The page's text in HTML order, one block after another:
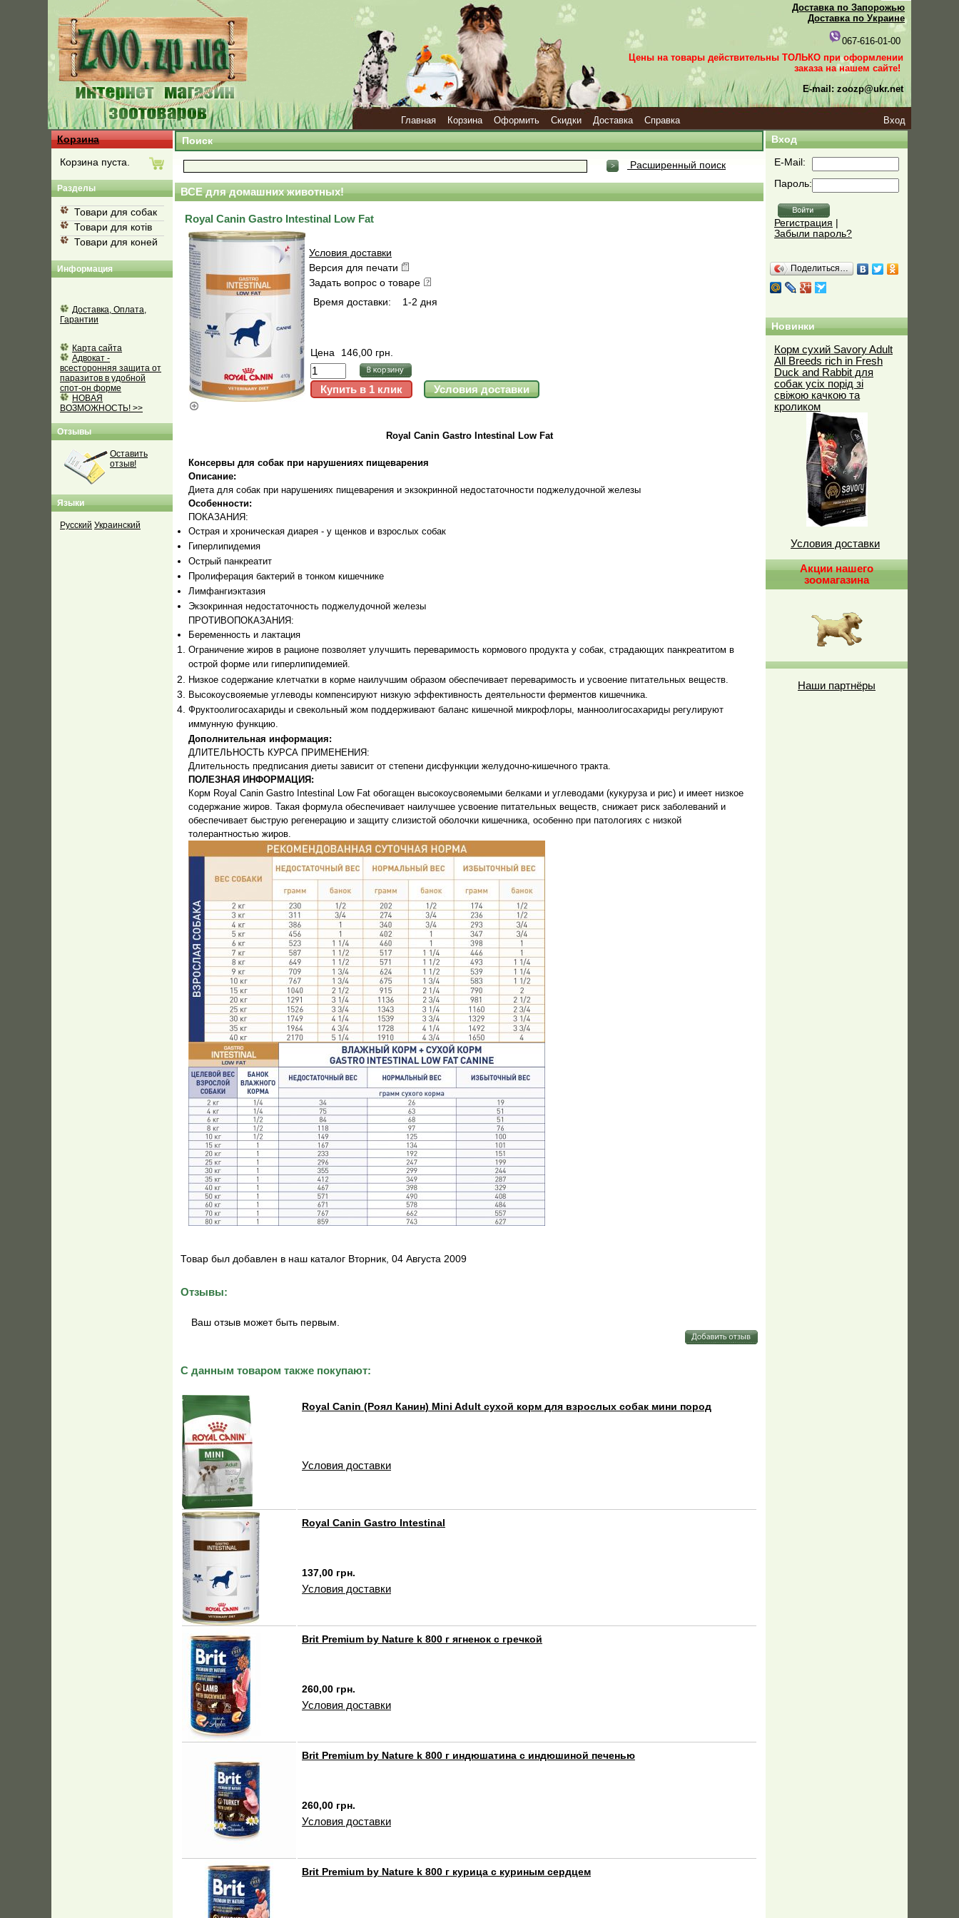
Доставка по Запорожью
Доставка по Украине
067-616-01-00
Цены на товары действительны ТОЛЬКО при оформлении
заказа на нашем сайте!
E-mail: zoozp@ukr.net
Главная Корзина Оформить Скидки Доставка Справка
Вход
Корзина
Корзина пуста.
Разделы
Товари для собак
Товари для котів
Товари для коней
Информация
Доставка, Оплата,
Гарантии
Карта сайта
Адвокат -
всесторонняя защита от
паразитов в удобной
спот-он форме
НОВАЯ
ВОЗМОЖНОСТЬ! >>
Отзывы
Оставить
отзыв!
Языки
Русский Украинский
Поиск
Расширенный поиск
ВСЕ для домашних животных!
Royal Canin Gastro Intestinal Low Fat
Условия доставки
Версия для печати
Задать вопрос о товаре
Время доставки:
1-2 дня
Цена 146,00 грн.
Royal Canin Gastro Intestinal Low Fat
Консервы для собак при нарушениях пищеварения
Описание:
Диета для собак при нарушениях пищеварения и экзокринной недостаточности поджелудочной железы
Особенности:
ПОКАЗАНИЯ:
Острая и хроническая диарея - у щенков и взрослых собак
Гиперлипидемия
Острый панкреатит
Пролиферация бактерий в тонком кишечнике
Лимфангиэктазия
Экзокринная недостаточность поджелудочной железы
ПРОТИВОПОКАЗАНИЯ:
Беременность и лактация
Ограничение жиров в рационе позволяет улучшить переваримость кормового продукта у собак, страдающих панкреатитом в
острой форме или гиперлипидемией.
Низкое содержание клетчатки в корме наилучшим образом обеспечивает переваримость и усвоение питательных веществ.
Высокоусвояемые углеводы компенсируют низкую эффективность деятельности ферментов кишечника.
Фруктоолигосахариды и свекольный жом поддерживают баланс кишечной микрофлоры, манноолигосахариды регулируют
иммунную функцию.
Дополнительная информация:
ДЛИТЕЛЬНОСТЬ КУРСА ПРИМЕНЕНИЯ:
Длительность предписания диеты зависит от степени дисфункции желудочно-кишечного тракта.
ПОЛЕЗНАЯ ИНФОРМАЦИЯ:
Корм Royal Canin Gastro Intestinal Low Fat обогащен высокоусвояемыми белками и углеводами (кукуруза и рис) и имеет низкое
содержание жиров. Такая формула обеспечивает наилучшее усвоение питательных веществ, снижает риск заболеваний и
обеспечивает быструю регенерацию и защиту слизистой оболочки кишечника, особенно при патологиях с низкой
толерантностью жиров.
Товар был добавлен в наш каталог Вторник, 04 Августа 2009
Отзывы:
Ваш отзыв может быть первым.
С данным товаром также покупают:
Royal Canin (Роял Канин) Mini Adult сухой корм для взрослых собак мини пород
Условия доставки
Royal Canin Gastro Intestinal
137,00 грн.
Условия доставки
Brit Premium by Nature k 800 г ягненок с гречкой
260,00 грн.
Условия доставки
Brit Premium by Nature k 800 г индюшатина с индюшиной печенью
260,00 грн.
Условия доставки
Brit Premium by Nature k 800 г курица с куриным сердцем
Вход
E-Mail:
Пароль:
Регистрация
Забыли пароль?
Поделиться…
Новинки
Корм сухий Savory Adult
All Breeds rich in Fresh
Duck and Rabbit для
собак усіх порід зі
свіжою качкою та
кроликом
Условия доставки
Акции нашего
зоомагазина
Наши партнёры